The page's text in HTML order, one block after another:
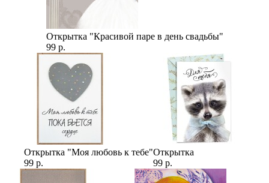
Открытка "Красивой паре в день свадьбы"
99 р.
Открытка "Моя любовь к тебе"
99 р.
Открытка
99 р.